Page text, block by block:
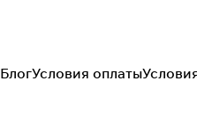
БлогУсловия оплаты